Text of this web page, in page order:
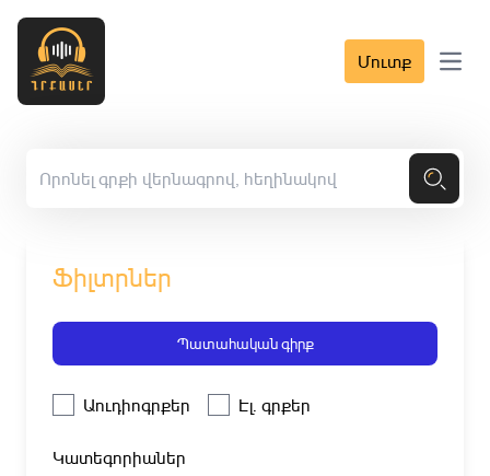
Մուտք Open
Ֆիլտրներ
Պատահական գիրք
Աուդիոգրքեր Էլ. գրքեր
Կատեգորիաներ